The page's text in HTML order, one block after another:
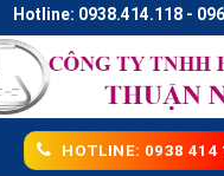
Hotline: 0938.414.118 -
HOTLINE: 0938 414